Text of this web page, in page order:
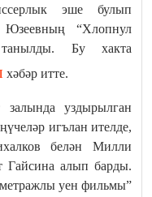
эше булып
Юзеевның “Хлопнул
Бу хакта
хәбәр итте.
залында уздырылган
игълан ителде,
белән Милли
Гайсина алып барды.
уен фильмы”